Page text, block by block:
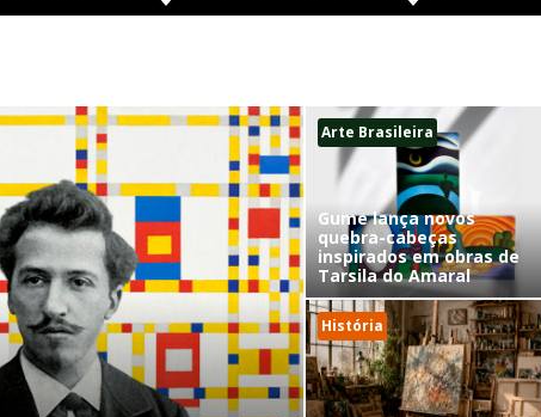
Arte Brasileira
Gume lança novos
quebra-cabeças
inspirados em obras de
Tarsila do Amaral
História